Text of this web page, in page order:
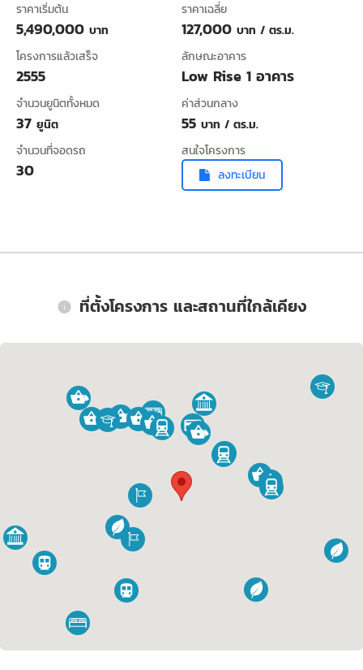
ราคาเริ่มต้น
5,490,000 บาท
ราคาเฉลี่ย
127,000 บาท / ตร.ม.
โครงการแล้วเสร็จ
2555
ลักษณะอาคาร
Low Rise 1 อาคาร
จำนวนยูนิตทั้งหมด
37 ยูนิต
ค่าส่วนกลาง
55 บาท / ตร.ม.
จำนวนที่จอดรถ
30
สนใจโครงการ
ลงทะเบียน
ที่ตั้งโครงการ และสถานที่ใกล้เคียง